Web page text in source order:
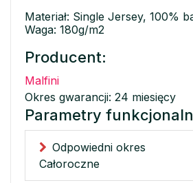
Materiał: Single Jersey, 100%
Waga: 180g/m2
Producent:
Malfini
Okres gwarancji: 24 miesięcy
Parametry
Odpowiedni okres
Całoroczne